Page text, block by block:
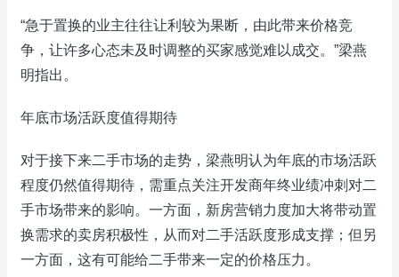
“急于置换的业主往往让利较为果断，由此带来价格竞
争，让许多心态未及时调整的买家感觉难以成交。”梁燕
明指出。
年底市场活跃度值得期待
对于接下来二手市场的走势，梁燕明认为年底的市场活跃
程度仍然值得期待，需重点关注开发商年终业绩冲刺对二
手市场带来的影响。一方面，新房营销力度加大将带动置
换需求的卖房积极性，从而对二手活跃度形成支撑；但另
一方面，这有可能给二手带来一定的价格压力。